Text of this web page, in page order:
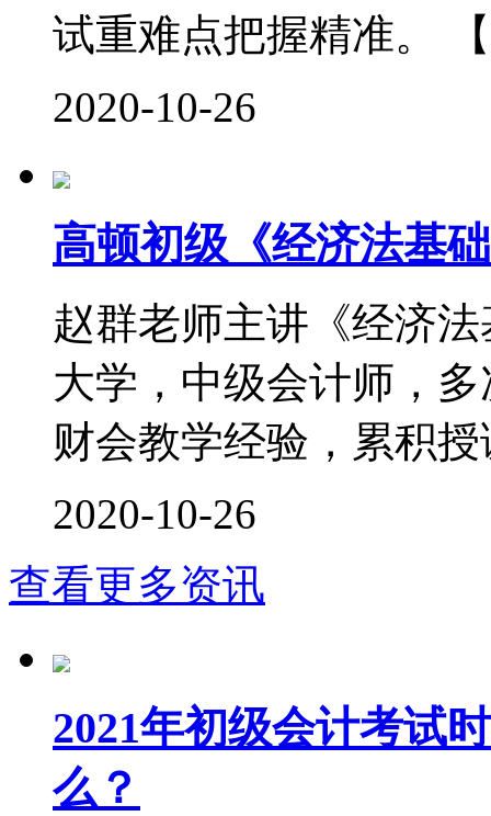
试重难点把握精准。
2020-10-26
高顿初级《经济法基
赵群老师主讲《经济
大学，中级会计师，
财会教学经验，累积
2020-10-26
查看更多资讯
2021年初级会计考试
么？